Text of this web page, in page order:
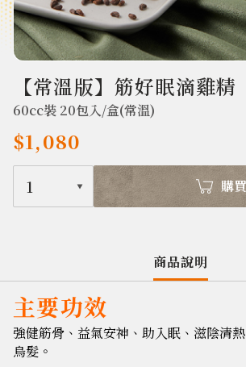
【常溫版】筋好眠滴雞精
60cc裝 20包入/盒(常溫)
$1,080
1 購買
商品說明
主要功效
強健筋骨、益氣安神、助入眠、滋陰清
烏髮。